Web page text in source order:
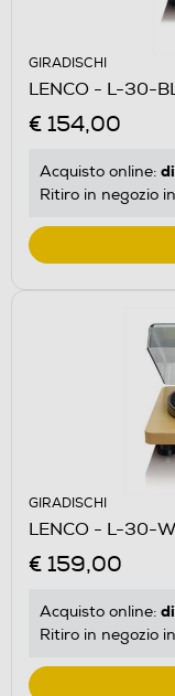
GIRADISCHI
LENCO - L-30-
€ 154,00
Acquisto online:
Ritiro in negozio
GIRADISCHI
LENCO - L-30-
€ 159,00
Acquisto online:
Ritiro in negozio